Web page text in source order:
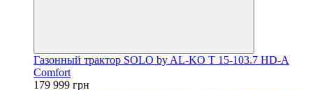
Газонный трактор SOLO by AL-KO T 15-103.7 HD-A
Comfort
179 999 грн